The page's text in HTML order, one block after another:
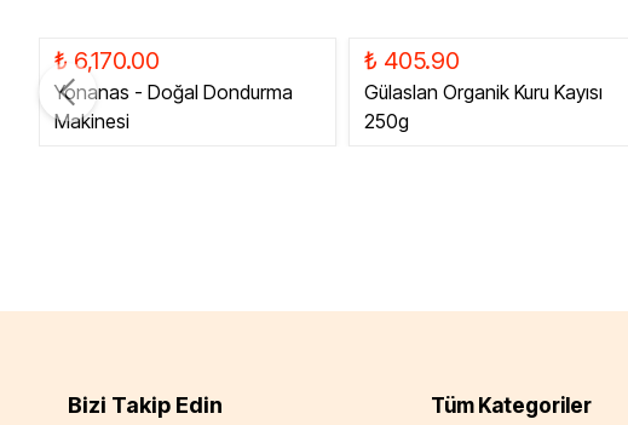
₺ 6,170.00
Yonanas - Doğal Dondurma
Makinesi
₺ 405.90
Gülaslan Organik Kuru Kayısı
250g
Bizi Takip Edin Tüm Kategoriler